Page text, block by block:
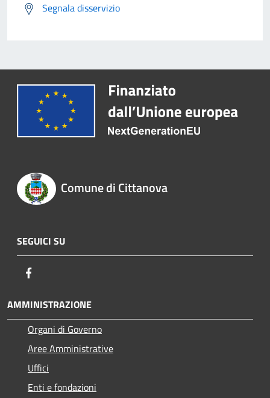
Segnala disservizio
Comune di Cittanova
SEGUICI SU
AMMINISTRAZIONE
Organi di Governo
Aree Amministrative
Uffici
Enti e fondazioni